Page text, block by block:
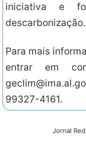
iniciativa e
descarbonização.
Para mais
entrar em
99327-4161.
Jornal